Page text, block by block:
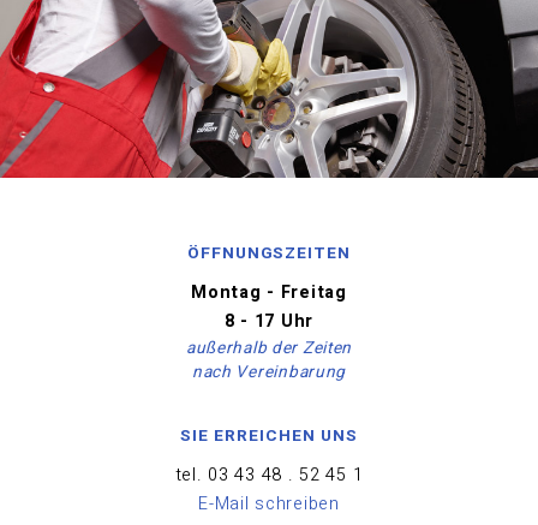
ÖFFNUNGSZEITEN
Montag - Freitag
8 - 17 Uhr
außerhalb der Zeiten
nach Vereinbarung
SIE ERREICHEN UNS
tel. 03 43 48 . 52 45 1
E-Mail schreiben